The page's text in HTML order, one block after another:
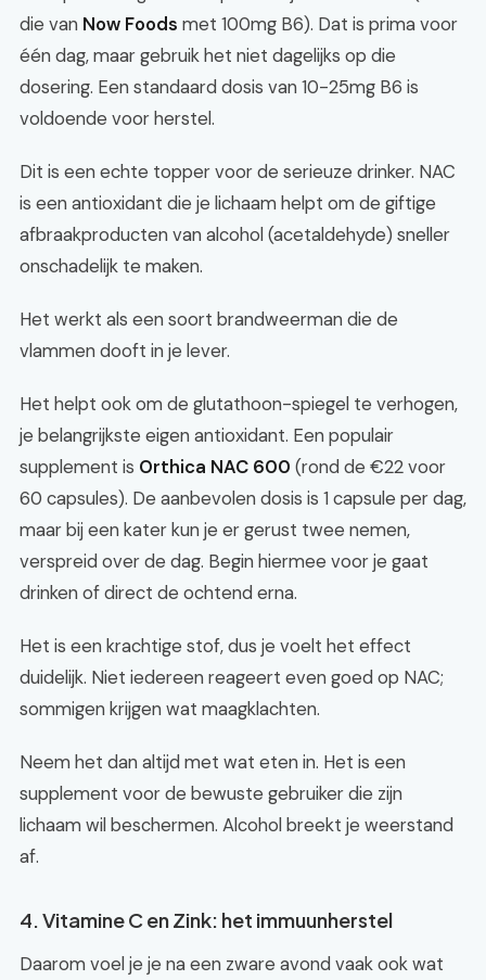
die van Now Foods met 100mg B6). Dat is prima voor
één dag, maar gebruik het niet dagelijks op die
dosering. Een standaard dosis van 10-25mg B6 is
voldoende voor herstel.
Dit is een echte topper voor de serieuze drinker. NAC
is een antioxidant die je lichaam helpt om de giftige
afbraakproducten van alcohol (acetaldehyde) sneller
onschadelijk te maken.
Het werkt als een soort brandweerman die de
vlammen dooft in je lever.
Het helpt ook om de glutathoon-spiegel te verhogen,
je belangrijkste eigen antioxidant. Een populair
supplement is Orthica NAC 600 (rond de €22 voor
60 capsules). De aanbevolen dosis is 1 capsule per dag,
maar bij een kater kun je er gerust twee nemen,
verspreid over de dag. Begin hiermee voor je gaat
drinken of direct de ochtend erna.
Het is een krachtige stof, dus je voelt het effect
duidelijk. Niet iedereen reageert even goed op NAC;
sommigen krijgen wat maagklachten.
Neem het dan altijd met wat eten in. Het is een
supplement voor de bewuste gebruiker die zijn
lichaam wil beschermen. Alcohol breekt je weerstand
af.
4. Vitamine C en Zink: het immuunherstel
Daarom voel je je na een zware avond vaak ook wat